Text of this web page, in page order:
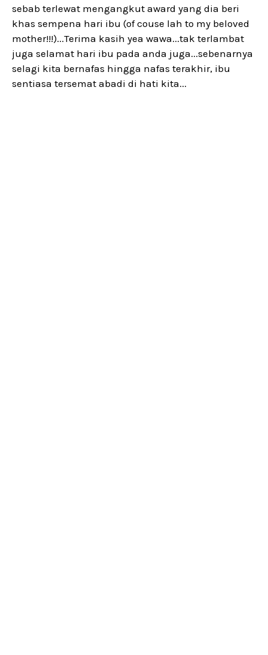
sebab terlewat mengangkut award yang dia beri
khas sempena hari ibu (of couse lah to my beloved
mother!!!)...Terima kasih yea wawa...tak terlambat
juga selamat hari ibu pada anda juga...sebenarnya
selagi kita bernafas hingga nafas terakhir, ibu
sentiasa tersemat abadi di hati kita...